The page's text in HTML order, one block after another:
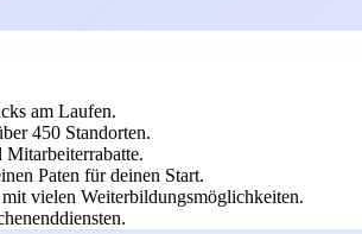
am Laufen.
450 Standorten.
Paten für deinen Start.
vielen Weiterbildungsmöglichkeiten.